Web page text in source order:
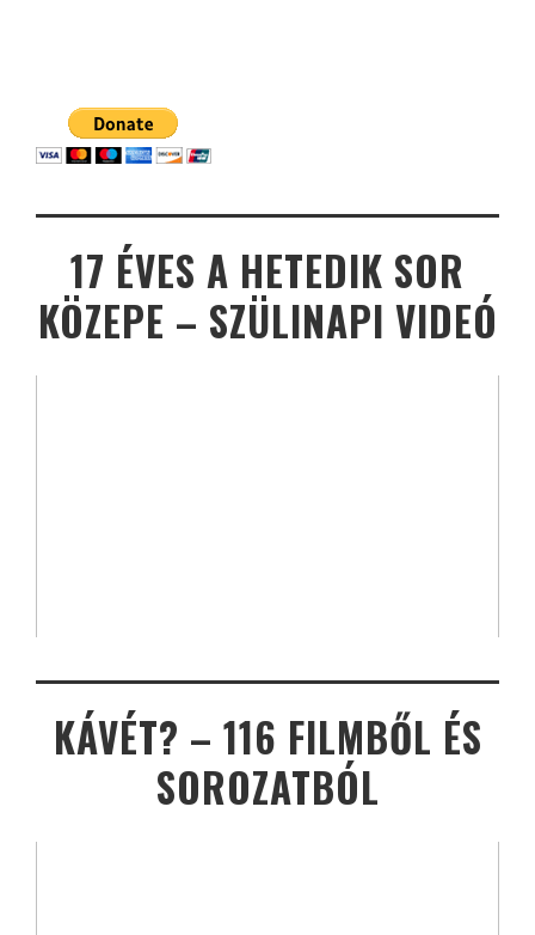
17 ÉVES A HETEDIK SOR
KÖZEPE – SZÜLINAPI VIDEÓ
KÁVÉT? – 116 FILMBŐL ÉS
SOROZATBÓL